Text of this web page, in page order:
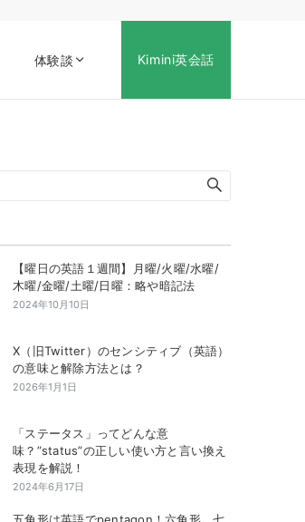
体験談 Kimini英会話
【曜日の英語１週間】月曜/火曜/水曜/
木曜/金曜/土曜/日曜：略や暗記法
2024年10月10日
X（旧Twitter）のセンシティブ（英語）
の意味と解除方法とは？
2026年1月1日
「ステータス」ってどんな意
味？”status”の正しい使い方と言い換え
表現を解説！
2024年6月17日